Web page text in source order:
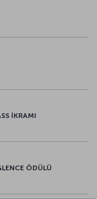
İKRAMI
ÖDÜLÜ